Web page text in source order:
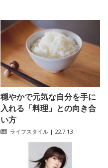
穏やかで元気な自分を手に
入れる「料理」との向き合
い方
ライフスタイル | 22.7.13